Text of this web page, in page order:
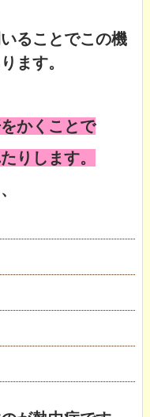
ることでこの機
ます。
かくことで
りします。